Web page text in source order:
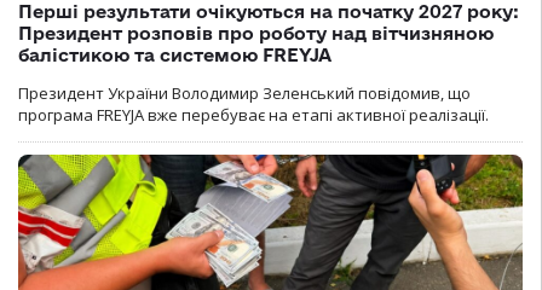
Перші результати очікуються на початку 2027 року:
Президент розповів про роботу над вітчизняною
балістикою та системою FREYJA
Президент України Володимир Зеленський повідомив, що
програма FREYJA вже перебуває на етапі активної реалізації.